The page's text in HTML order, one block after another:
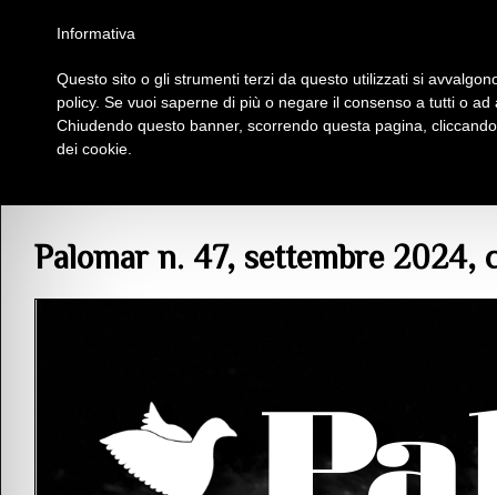
Insieme Per La Cultura
Palomar n. 47, settembre
Informativa
Questo sito o gli strumenti terzi da questo utilizzati si
policy. Se vuoi saperne di più o negare il consenso a tutti o
Chiudendo questo banner, scorrendo questa pagina,
dei cookie.